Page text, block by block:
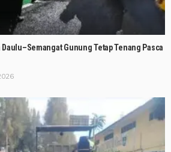
Daulu–Semangat Gunung Tetap Tenang Pasca